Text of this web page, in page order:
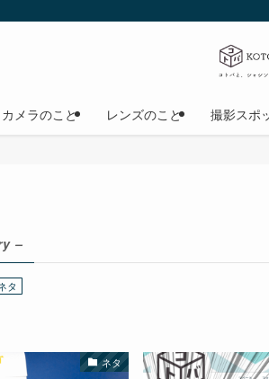
カメラのこと レンズのこと 撮影スポ
–
タ
ネタ